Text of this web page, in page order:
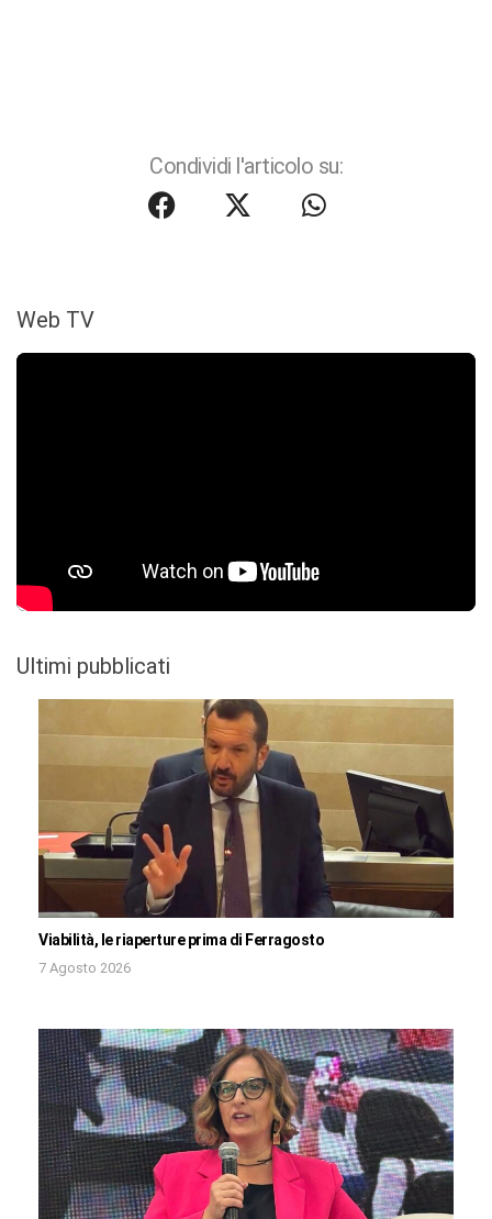
Condividi l'articolo su:
Web TV
Ultimi pubblicati
Viabilità, le riaperture prima di Ferragosto
7 Agosto 2026